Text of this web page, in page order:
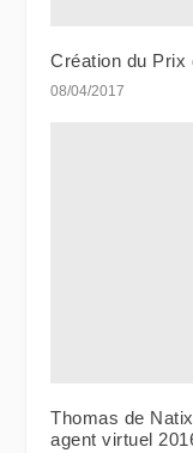
Création du Prix
08/04/2017
Thomas de
agent virtuel